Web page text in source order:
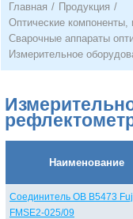
Главная / Продукция /
Оптические
Сварочные аппараты
Измерительное
Наименование
Соединитель ОВ B5473
FMSE2-025/09